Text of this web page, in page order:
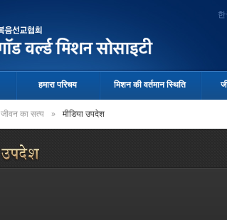
한
हमारा परिचय मिशन की वर्तमान स्थिति
जीवन का सत्य » मीडिया उपदेश